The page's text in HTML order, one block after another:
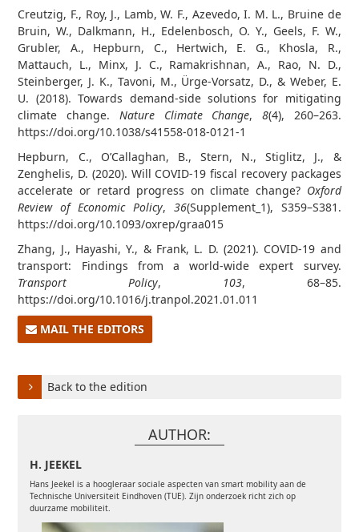
Creutzig, F., Roy, J., Lamb, W. F., Azevedo, I. M. L., Bruine de
Bruin, W., Dalkmann, H., Edelenbosch, O. Y., Geels, F. W.,
Grubler, A., Hepburn, C., Hertwich, E. G., Khosla, R.,
Mattauch, L., Minx, J. C., Ramakrishnan, A., Rao, N. D.,
Steinberger, J. K., Tavoni, M., Ürge-Vorsatz, D., & Weber, E.
U. (2018). Towards demand-side solutions for mitigating
climate change. Nature Climate Change, 8(4), 260–263.
https://doi.org/10.1038/s41558-018-0121-1
Hepburn, C., O’Callaghan, B., Stern, N., Stiglitz, J., &
Zenghelis, D. (2020). Will COVID-19 fiscal recovery packages
accelerate or retard progress on climate change? Oxford
Review of Economic Policy, 36(Supplement_1), S359–S381.
https://doi.org/10.1093/oxrep/graa015
Zhang, J., Hayashi, Y., & Frank, L. D. (2021). COVID-19 and
transport: Findings from a world-wide expert survey.
Transport Policy, 103, 68–85.
https://doi.org/10.1016/j.tranpol.2021.01.011
MAIL THE EDITORS
Back to the edition
AUTHOR:
H. JEEKEL
Hans Jeekel is a hoogleraar sociale aspecten van smart mobility aan de
Technische Universiteit Eindhoven (TUE). Zijn onderzoek richt zich op
duurzame mobiliteit.